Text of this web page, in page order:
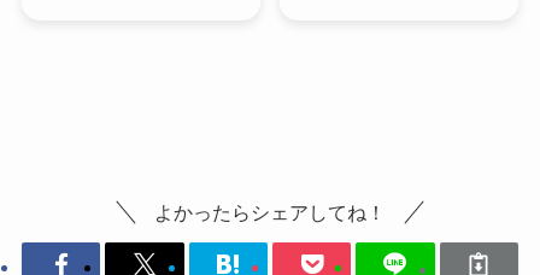
よかったらシェアしてね！